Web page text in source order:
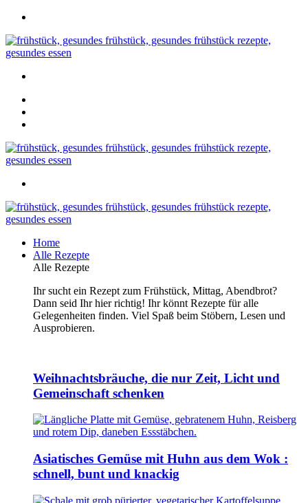
Home
Alle Rezepte
Alle Rezepte
Ihr sucht ein Rezept zum Frühstück, Mittag, Abendbrot?
Dann seid Ihr hier richtig! Ihr könnt Rezepte für alle
Gelegenheiten finden. Viel Spaß beim Stöbern, Lesen und
Ausprobieren.
Weihnachtsbräuche, die nur Zeit, Licht und
Gemeinschaft schenken
Asiatisches Gemüse mit Huhn aus dem Wok :
schnell, bunt und knackig